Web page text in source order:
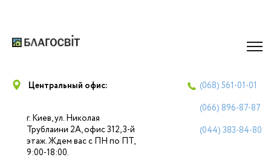
Центральный офис:
г. Киев, ул. Николая
Трублаини 2А, офис 312, 3-й
этаж. Ждем вас с ПН по ПТ,
9:00-18:00.
(068) 561-01-01
(066) 896-87-87
(044) 383-84-80